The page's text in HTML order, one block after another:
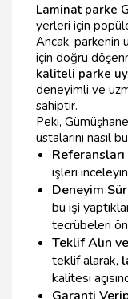
Laminat parke
yerleri için
Ancak, parkenin
için doğru
kaliteli parke
deneyimli ve
sahiptir.
Peki,
ustalarını nasıl
işleri
Deneyim
bu işi
tecrübeleri
Teklif Alın
teklif alarak,
kalitesi